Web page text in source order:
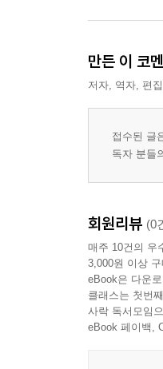
만든 이 코
저자, 역자, 편
접수된 글
독자 분들
회원리뷰 (0
매주 10건의 우
3,000원 이상
eBook은 다운
클래스는 첫번
사락 독서모임
eBook 페이백,